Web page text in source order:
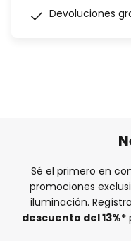
Devoluciones
Sé el primero en
promociones
iluminación.
descuento del13%*